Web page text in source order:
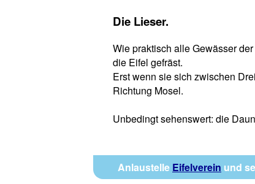
Die Lieser.
Wie praktisch alle Gewässer
die Eifel gefräst.
Erst wenn sie sich zwischen
Richtung Mosel.
Unbedingt sehenswert: die
Anlaustelle Eifelverein und